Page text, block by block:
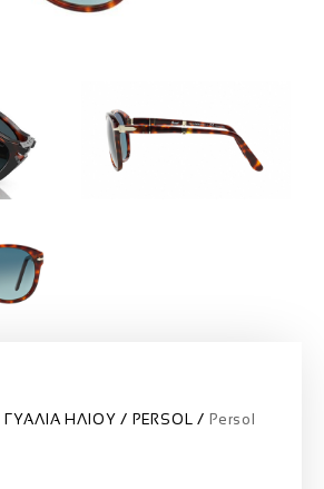
ΓΥΑΛΙΑ ΗΛΙΟΥ PERSOL
Persol